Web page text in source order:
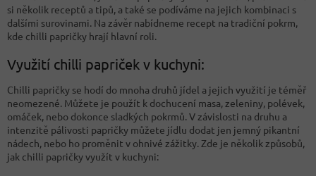
si několik receptů a tipů, a také se podíváme na jejich kombinaci s
dalšími surovinami. Na závěr nabídneme recept na tradiční pokrm,
kde chilli papričky hrají hlavní roli.
Využití chilli papriček v kuchyni:
Chilli papričky se hodí do mnoha druhů jídel a jejich využití je téměř
neomezené. Můžete je použít k dochucení masa, zeleniny, polévek,
omáček, nebo dokonce sladkých pokrmů. V závislosti na druhu a
intenzitě pálivosti papričky můžete jídlu dodat jen jemný pikantní
nádech, nebo ho proměnit v ohnivé zážitky. Zde je několik způsobů,
jak chilli papričky využít v kuchyni: